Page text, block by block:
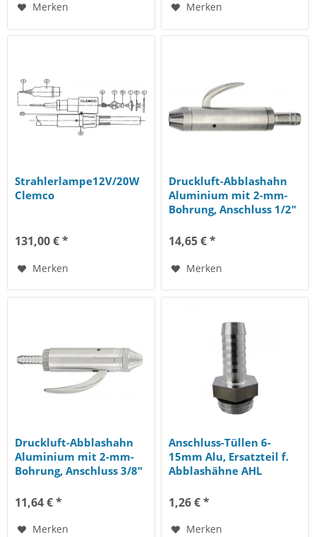
Merken Merken
Strahlerlampe12V/20W
Clemco
131,00 € *
Merken
Druckluft-Abblashahn
Aluminium mit 2-mm-
Bohrung, Anschluss 1/2"
14,65 € *
Merken
Druckluft-Abblashahn
Aluminium mit 2-mm-
Bohrung, Anschluss 3/8"
11,64 € *
Merken
Anschluss-Tüllen 6-
15mm Alu, Ersatzteil f.
Abblashähne AHL
1,26 € *
Merken